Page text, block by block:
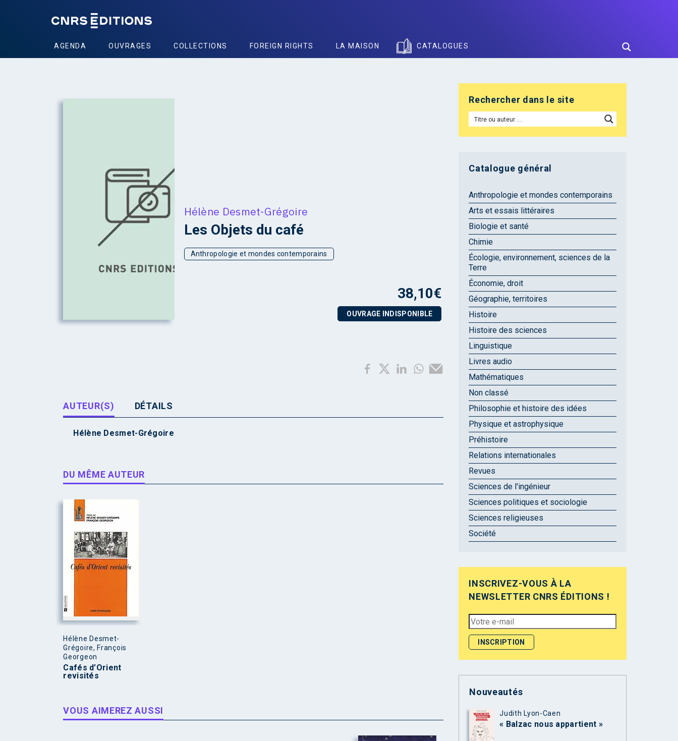
AGENDA OUVRAGES COLLECTIONS FOREIGN RIGHTS LA MAISON CATALOGUES
Hélène Desmet-Grégoire
Les Objets du café
Anthropologie et mondes contemporains
38,10€
OUVRAGE INDISPONIBLE
AUTEUR(S) DÉTAILS
Hélène Desmet-Grégoire
DU MÊME AUTEUR
Hélène Desmet-
Grégoire, François
Georgeon
Cafés d’Orient
revisités
VOUS AIMEREZ AUSSI
Rechercher dans le site
Catalogue général
Anthropologie et mondes contemporains
Arts et essais littéraires
Biologie et santé
Chimie
Écologie, environnement, sciences de la
Terre
Économie, droit
Géographie, territoires
Histoire
Histoire des sciences
Linguistique
Livres audio
Mathématiques
Non classé
Philosophie et histoire des idées
Physique et astrophysique
Préhistoire
Relations internationales
Revues
Sciences de l'ingénieur
Sciences politiques et sociologie
Sciences religieuses
Société
INSCRIVEZ-VOUS À LA
NEWSLETTER CNRS ÉDITIONS !
Nouveautés
Judith Lyon-Caen
« Balzac nous appartient »